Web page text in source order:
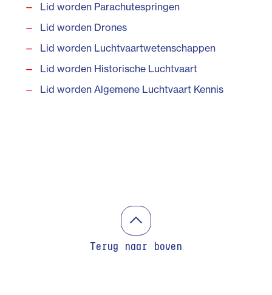
Lid worden Parachutespringen
Lid worden Drones
Lid worden Luchtvaartwetenschappen
Lid worden Historische Luchtvaart
Lid worden Algemene Luchtvaart Kennis
Terug naar boven